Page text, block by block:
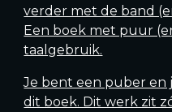
verder met de band
Een boek met puur
taalgebruik.
Je bent een puber en
dit boek. Dit werk zit